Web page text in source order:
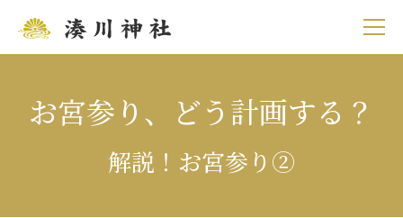
お宮参り、どう計画する？
解説！お宮参り②